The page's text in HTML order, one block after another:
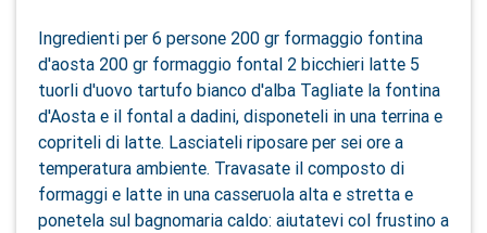
Ingredienti per 6 persone 200 gr formaggio fontina
d'aosta 200 gr formaggio fontal 2 bicchieri latte 5
tuorli d'uovo tartufo bianco d'alba Tagliate la fontina
d'Aosta e il fontal a dadini, disponeteli in una terrina e
copriteli di latte. Lasciateli riposare per sei ore a
temperatura ambiente. Travasate il composto di
formaggi e latte in una casseruola alta e stretta e
ponetela sul bagnomaria caldo: aiutatevi col frustino a